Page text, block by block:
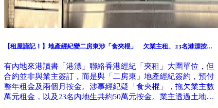
【租屋謹記！】地產經紀變二房東涉「食夾棍」 欠業主租、23名港漂按金
有內地來港讀書「港漂」聯絡香港經紀「夾租」大圍單位，但
合約並非與業主簽訂，而是與「二房東」地產經紀簽約，預付
整年租金及兩個月按金。涉事經紀疑「食夾棍」，拖欠業主數
萬元租金，以及23名內地生共約50萬元按金。業主透過土地審